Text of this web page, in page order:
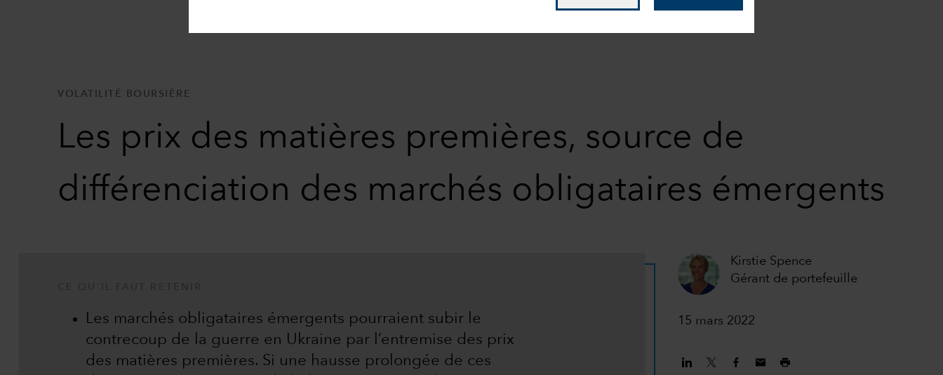
VOLATILITÉ BOURSIÈRE
Les prix des matières premières, source de
différenciation des marchés obligataires émergents
Kirstie Spence
Gérant de portefeuille
15 mars 2022
Les marchés obligataires émergents pourraient subir le
contrecoup de la guerre en Ukraine par l’entremise des prix
des matières premières. Si une hausse prolongée de ces